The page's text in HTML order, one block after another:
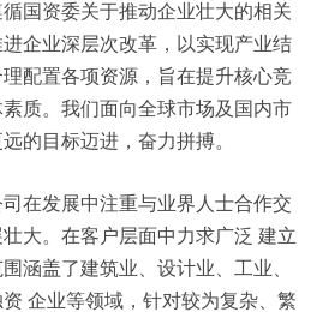
国资委关于推动企业壮大的相关
企业深层次改革，以实现产业结
配置各项资源，旨在提升核心竞
质。我们面向全球市场及国内市
的目标迈进，奋力拼搏。
在发展中注重与业界人士合作交
大。在客户层面中力求广泛 建立
涵盖了建筑业、设计业、工业、
企业等领域，针对较为复杂、繁